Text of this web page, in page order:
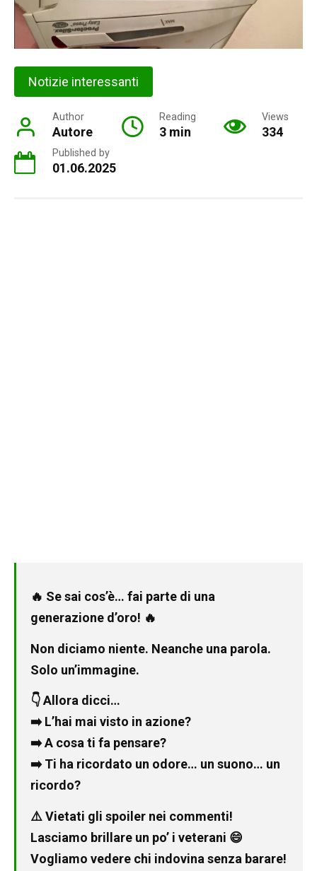
Notizie interessanti
Author
Autore
Reading
3 min
Views
334
Published by
01.06.2025
🔥 Se sai cos’è… fai parte di una
generazione d’oro! 🔥
Non diciamo niente. Neanche una parola.
Solo un’immagine.
👇 Allora dicci…
➡️ L’hai mai visto in azione?
➡️ A cosa ti fa pensare?
➡️ Ti ha ricordato un odore… un suono… un
ricordo?
⚠️ Vietati gli spoiler nei commenti!
Lasciamo brillare un po’ i veterani 😄
Vogliamo vedere chi indovina senza barare!